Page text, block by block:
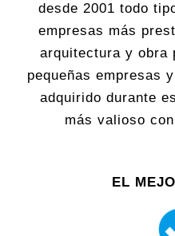
desde 2001 todo
empresas más
arquitectura y obra
pequeñas empresas
adquirido durante
más valioso
EL